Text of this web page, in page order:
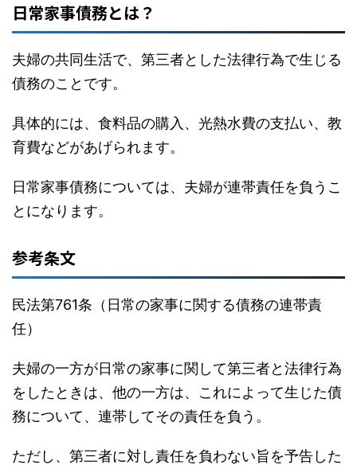
日常家事債務とは？
夫婦の共同生活で、第三者とした法律行為で生じる
債務のことです。
具体的には、食料品の購入、光熱水費の支払い、教
育費などがあげられます。
日常家事債務については、夫婦が連帯責任を負うこ
とになります。
参考条文
民法第761条（日常の家事に関する債務の連帯責
任）
夫婦の一方が日常の家事に関して第三者と法律行為
をしたときは、他の一方は、これによって生じた債
務について、連帯してその責任を負う。
ただし、第三者に対し責任を負わない旨を予告した